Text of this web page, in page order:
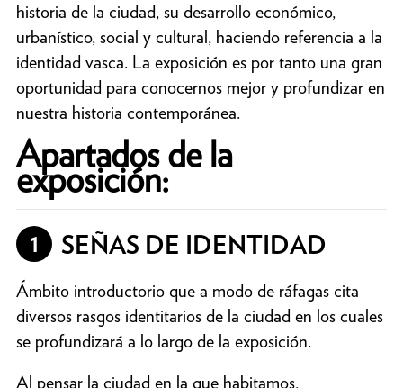
historia de la ciudad, su desarrollo económico,
urbanístico, social y cultural, haciendo referencia a la
identidad vasca. La exposición es por tanto una gran
oportunidad para conocernos mejor y profundizar en
nuestra historia contemporánea.
Apartados de la
exposición:
1 SEÑAS DE IDENTIDAD
Ámbito introductorio que a modo de ráfagas cita
diversos rasgos identitarios de la ciudad en los cuales
se profundizará a lo largo de la exposición.
Al pensar la ciudad en la que habitamos,